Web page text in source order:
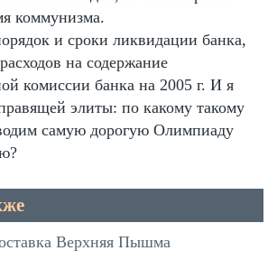
коммунизма.
и сроки ликвидации банка,
на содержание
комиссии банка на 2005 г. И я
элиты: по какому такому
самую дорогую Олимпиаду
Верхняя Пышма